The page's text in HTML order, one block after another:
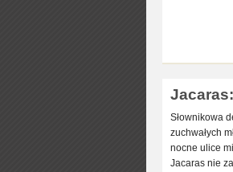
Słownikowa
zuchwałych
nocne ulice
Jacaras nie